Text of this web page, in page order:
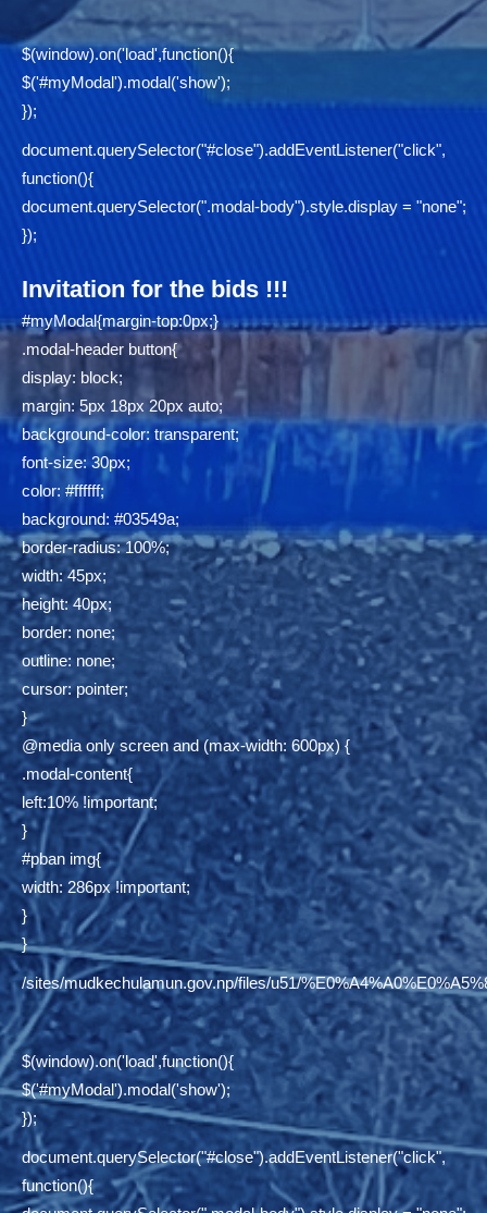
$(window).on('load',function(){
$('#myModal').modal('show');
});
document.querySelector("#close").addEventListener("click",
function(){
document.querySelector(".modal-body").style.display = "none";
});
Invitation for the bids !!!
#myModal{margin-top:0px;}
.modal-header button{
display: block;
margin: 5px 18px 20px auto;
background-color: transparent;
font-size: 30px;
color: #ffffff;
background: #03549a;
border-radius: 100%;
width: 45px;
height: 40px;
border: none;
outline: none;
cursor: pointer;
}
@media only screen and (max-width: 600px) {
.modal-content{
left:10% !important;
}
#pban img{
width: 286px !important;
}
}
/sites/mudkechulamun.gov.np/files/u51/
$(window).on('load',function(){
$('#myModal').modal('show');
});
document.querySelector("#close").addEventListener("click",
function(){